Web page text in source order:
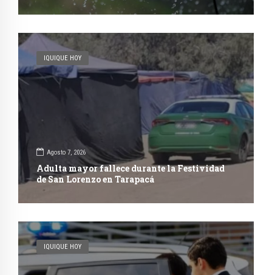
IQUIQUE HOY
Agosto 7, 2026
Adulta mayor fallece durante la Festividad
de San Lorenzo en Tarapacá
IQUIQUE HOY